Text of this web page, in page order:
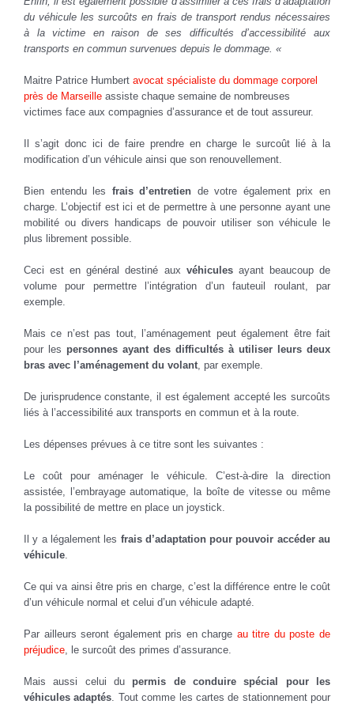
du véhicule les surcoûts en frais de transport rendus nécessaires
à la victime en raison de ses difficultés d’accessibilité aux
transports en commun survenues depuis le dommage. «
Maitre Patrice Humbert avocat spécialiste du dommage corporel
près de Marseille assiste chaque semaine de nombreuses
victimes face aux compagnies d’assurance et de tout assureur.
Il s’agit donc ici de faire prendre en charge le surcoût lié à la
modification d’un véhicule ainsi que son renouvellement.
Bien entendu les frais d’entretien de votre également prix en
charge. L’objectif est ici et de permettre à une personne ayant une
mobilité ou divers handicaps de pouvoir utiliser son véhicule le
plus librement possible.
Ceci est en général destiné aux véhiculesayant beaucoup de
volume pour permettre l’intégration d’un fauteuil roulant, par
exemple.
Mais ce n’est pas tout, l’aménagement peut également être fait
pour les personnes ayant des difficultés à utiliser leurs deux
bras avec l’aménagement du volant , par exemple.
De jurisprudence constante, il est également accepté les surcoûts
liés à l’accessibilité aux transports en commun et à la route.
Les dépenses prévues à ce titre sont les suivantes :
Le coût pour aménager le véhicule. C’est-à-dire la direction
assistée, l’embrayage automatique, la boîte de vitesse ou même
la possibilité de mettre en place un joystick.
Il y a légalement les frais d’adaptation pour pouvoir accéder au
véhicule
Ce qui va ainsi être pris en charge, c’est la différence entre le coût
d’un véhicule normal et celui d’un véhicule adapté.
Par ailleurs seront également pris en charge au titre du poste de
préjudice , le surcoût des primes d’assurance.
Mais aussi celui du permis de conduire spécial pour les
véhicules adaptés . Tout comme les cartes de stationnement pour